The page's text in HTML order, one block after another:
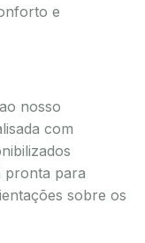
e
nosso
com
pronta para
sobre os